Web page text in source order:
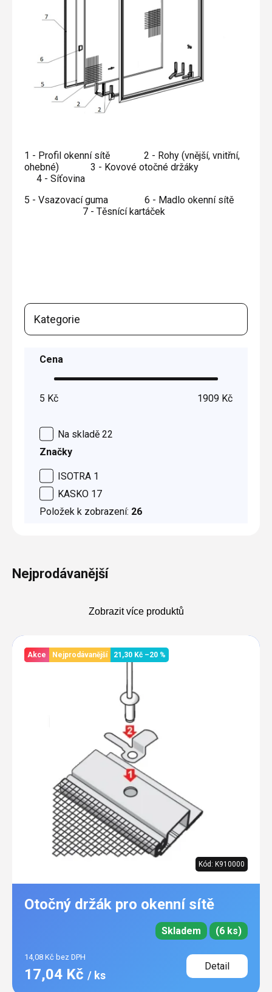
Těsnění
Doplňky a další
Výměna střešních oken
Opravy oken z lana / Horolezecky / Výškové
Garantované zaměření
Rolety
Jak to funguje
Barevné řešení
Technická dokumentace
Galerie našich realizací
Realizace
Výprodej
1 - Profil okenní sítě
2 - Rohy (vnější, vnitřní,
ohebné)
3 - Kovové otočné držáky
4 - Síťovina
5 - Vsazovací guma
6 - Madlo okenní sítě
7 - Těsnící kartáček
Kategorie
Cena
5 Kč 1909 Kč
Na skladě 22
Značky
ISOTRA 1
KASKO 17
Položek k zobrazení: 26
Nejprodávanější
Zobrazit více produktů
Výpis
produktů
Akce Nejprodávanější 21,30 Kč –20 %
Kód: K910000
Otočný držák pro okenní sítě
Skladem (6 ks)
14,08 Kč bez DPH
17,04 Kč / ks
Detail